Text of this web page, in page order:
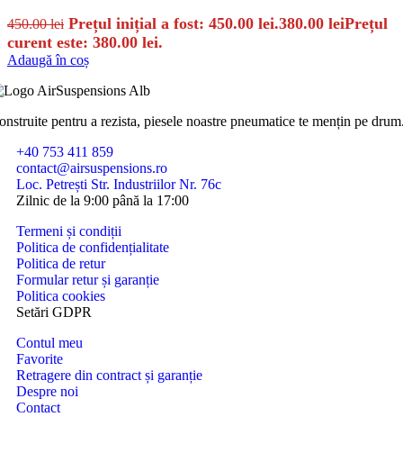
450.00lei Prețul inițial a fost: 450.00 lei.380.00 leiPrețul
curent este: 380.00 lei.
Adaugă în coș
pentru a rezista, piesele noastre pneumatice te mențin pe
+40 753 411 859
contact@airsuspensions.ro
Loc. Petrești Str. Industriilor Nr. 76c
Zilnic de la 9:00 până la 17:00
Termeni și condiții
Politica de confidențialitate
Politica de retur
Formular retur și garanție
Politica cookies
Setări GDPR
Contul meu
Favorite
Retragere din contract și garanție
Despre noi
Contact